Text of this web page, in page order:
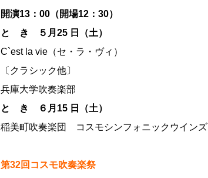
開演13：00（開場12：30）
と き ５月25 日（土）
C`est la vie（セ・ラ・ヴィ）
〔クラシック他〕
兵庫大学吹奏楽部
と き ６月15 日（土）
稲美町吹奏楽団 コスモシンフォニックウインズ
第32回コスモ吹奏楽祭